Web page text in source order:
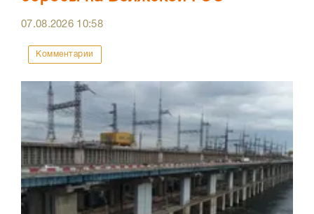
07.08.2026 10:58
Комментарии